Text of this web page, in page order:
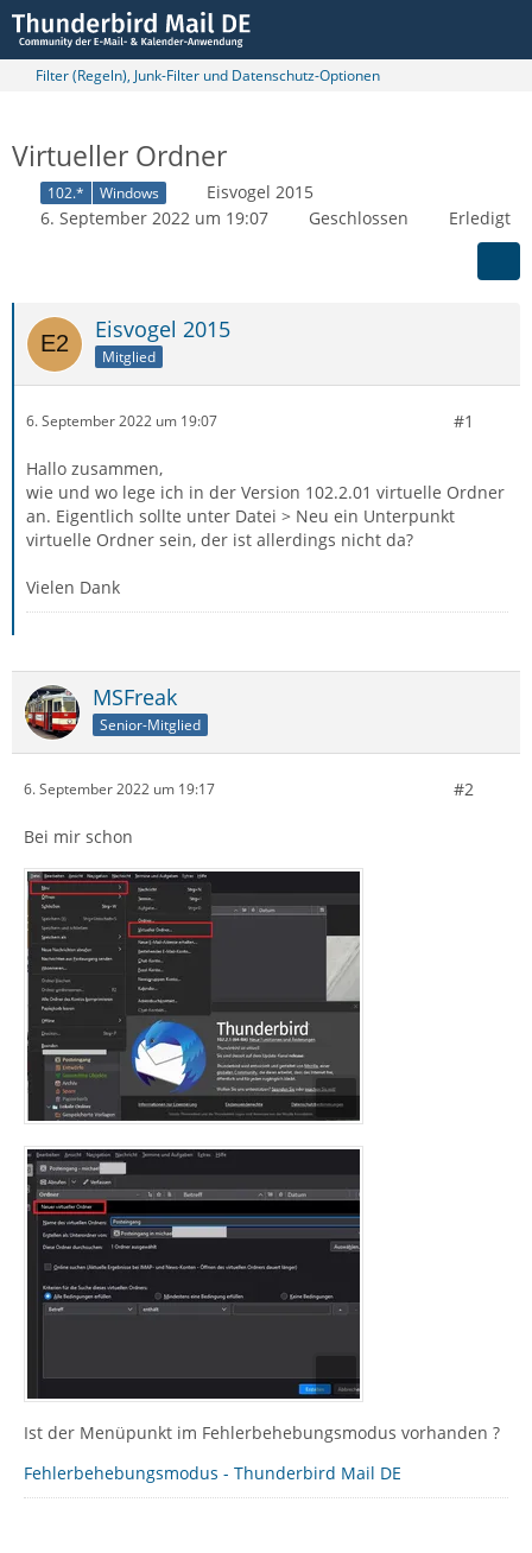
Filter (Regeln), Junk-Filter und Datenschutz-Optionen
Virtueller Ordner
102.* Windows
Eisvogel 2015
6. September 2022 um 19:07
Geschlossen Erledigt
Eisvogel 2015
Mitglied
6. September 2022 um 19:07 #1
Hallo zusammen,
wie und wo lege ich in der Version 102.2.01 virtuelle Ordner
an. Eigentlich sollte unter Datei > Neu ein Unterpunkt
virtuelle Ordner sein, der ist allerdings nicht da?
Vielen Dank
MSFreak
Senior-Mitglied
6. September 2022 um 19:17 #2
Bei mir schon
Ist der Menüpunkt im Fehlerbehebungsmodus vorhanden ?
Fehlerbehebungsmodus - Thunderbird Mail DE